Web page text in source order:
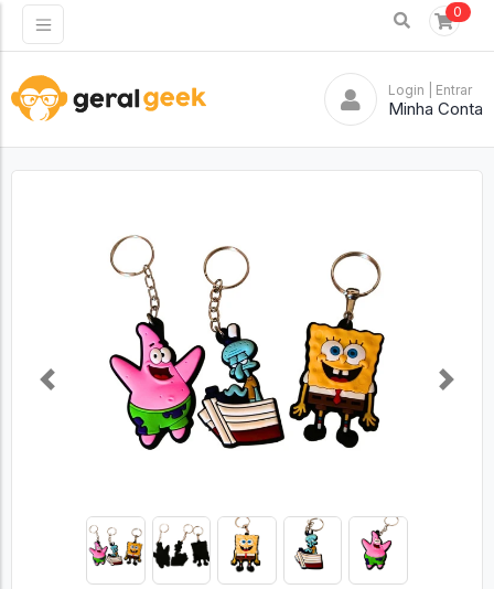
0
Login | Entrar
Minha Conta
Previous Next